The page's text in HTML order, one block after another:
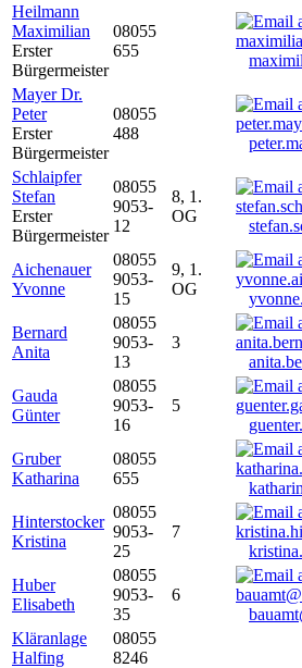
Heilmann
Maximilian
Erster
Bürgermeister
08055
655
Mayer Dr.
Peter
Erster
Bürgermeister
08055
488
Schlaipfer
Stefan
Erster
Bürgermeister
08055
9053-
12
8, 1.
OG
Aichenauer
Yvonne
08055
9053-
15
9, 1.
OG
Bernard
Anita
08055
9053-
13
3
Gauda
Günter
08055
9053-
16
5
Gruber
Katharina
08055
655
Hinterstocker
Kristina
08055
9053-
25
7
Huber
Elisabeth
08055
9053-
35
6
Kläranlage
Halfing
08055
8246